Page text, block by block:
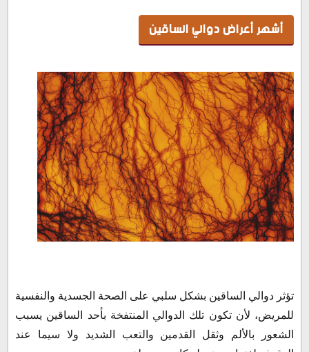
أشهر أعراض دوالي الساقين
تؤثر دوالي الساقين بشكل سلبي على الصحة الجسدية والنفسية
للمريض، لأن تكون تلك الدوالي المنتفخة بأحد الساقين يسبب
الشعور بالألم وثقل القدمين والتعب الشديد ولا سيما عند